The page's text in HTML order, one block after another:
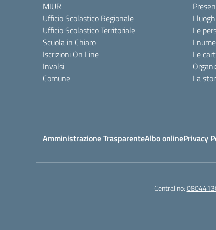
MIUR
Ufficio Scolastico Regionale
Ufficio Scolastico Territoriale
Scuola in Chiaro
Iscrizioni On Line
Invalsi
Comune
I luoghi
Le
I
Le
La
Amministrazione TrasparenteAlbo onlinePrivacy
Centralino: